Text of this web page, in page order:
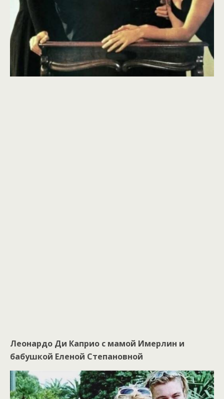
Леонардо Ди Каприо с мамой Имерлин и
бабушкой Еленой Степановной